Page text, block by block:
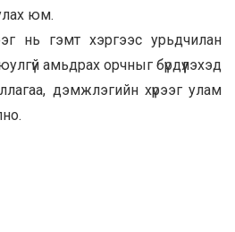
юм.
нь гэмт хэргээс урьдчилан
амьдрах орчныг бүрдүүлэхэд
дэмжлэгийн хүрээг улам